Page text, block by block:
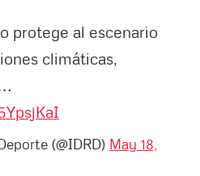
protege al escenario
climáticas,
(@IDRD) May 18,